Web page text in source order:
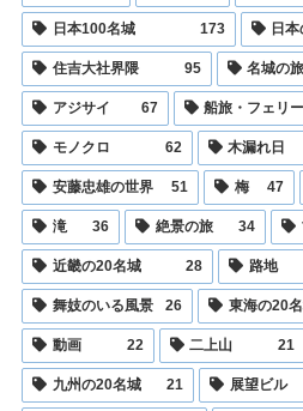
日本100名城 173 日
住吉大社界隈 95 名城の旅
アジサイ 67 船旅・フェリ
モノクロ 62 木漏れ日
安藤忠雄の世界 51 梅 47
滝 36 絶景の旅 34
近畿の20名城 28 路地
舞妓のいる風景 26 東海の20
動画 22 二上山 21
九州の20名城 21 展望ビル